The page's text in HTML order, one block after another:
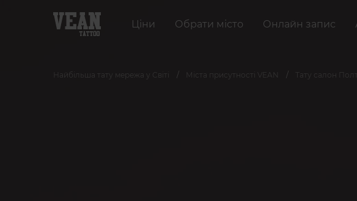
Ціни Обрати місто Онлайн запис
Найбільша тату мережа у Світі Міста присутності VEAN Тату салон